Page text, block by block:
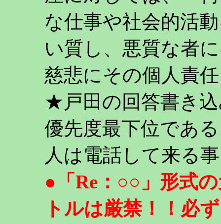
な仕事や社会的活
い質し、悪質な者
慈悲にその個人責
★戸田の回答書き
優先度最下位であ
人は電話して来る
●「Re：○○」形式
トルは厳禁！！必